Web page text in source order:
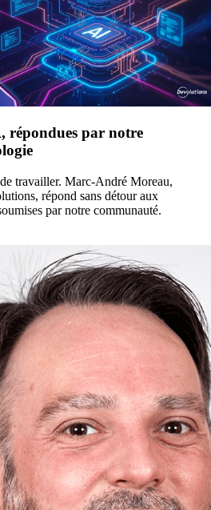
répondues par notre
travailler. Marc-André Moreau,
répond sans détour aux
par notre communauté.